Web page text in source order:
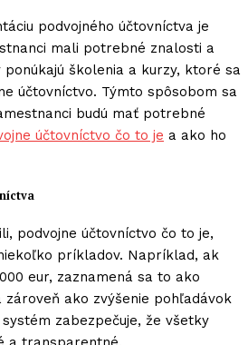
podvojného účtovníctva je
mali potrebné znalosti a
školenia a kurzy, ktoré sa
účtovníctvo. Týmto spôsobom sa
budú mať potrebné
účtovníctvo čo to je a ako ho
podvojne účtovníctvo čo to je,
príkladov. Napríklad, ak
eur, zaznamená sa to ako
ako zvýšenie pohľadávok
zabezpečuje, že všetky